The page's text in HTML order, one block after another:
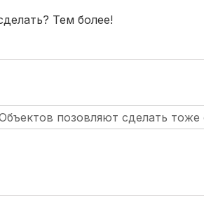
Тем более!
позовляют сделать